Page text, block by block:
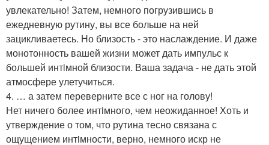
увлекательно! Затем, немного погрузившись в
ежедневную рутину, вы все больше на ней
зацикливаетесь. Но близость - это наслаждение. И даже
монотонность вашей жизни может дать импульс к
большей интiмной близости. Ваша задача - не дать этой
атмосфере улетучиться.
4. … а затем переверните все с ног на голову!
Нет ничего более интiмного, чем неожиданное! Хоть и
утверждение о том, что рутина тесно связана с
ощущением интiмности, верно, немного искр не